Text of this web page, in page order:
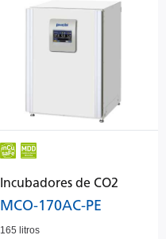
Incubadores de CO2
MCO-170AC-PE
165 litros